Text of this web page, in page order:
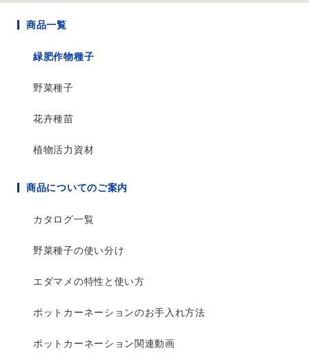
商品一覧
緑肥作物種子
野菜種子
花卉種苗
植物活力資材
商品についてのご案内
カタログ一覧
野菜種子の使い分け
エダマメの特性と使い方
ポットカーネーションのお手入れ方法
ポットカーネーション関連動画